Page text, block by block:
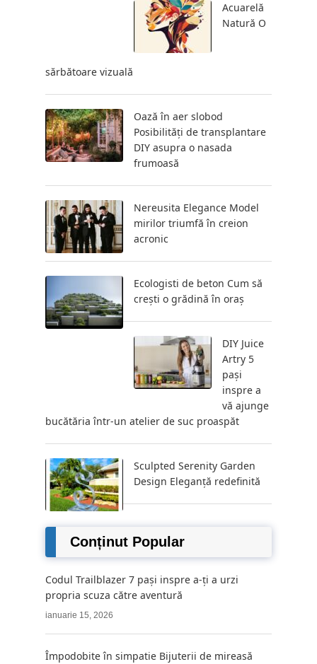
Acuarelă
Natură O
sărbătoare vizuală
Oază în aer slobod
Posibilități de transplantare
DIY asupra o nasada
frumoasă
Nereusita Elegance Model
mirilor triumfă în creion
acronic
Ecologisti de beton Cum să
crești o grădină în oraș
DIY Juice
Artry 5
pași
inspre a
vă ajunge
bucătăria într-un atelier de suc proaspăt
Sculpted Serenity Garden
Design Eleganță redefinită
Conținut Popular
Codul Trailblazer 7 pași inspre a-ți a urzi
propria scuza către aventură
ianuarie 15, 2026
Împodobite în simpatie Bijuterii de mireasă